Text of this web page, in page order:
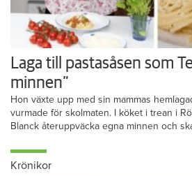
Laga till pastasåsen som
minnen”
Hon växte upp med sin mammas
vurmade för skolmaten. I köket i trean i
Blanck återuppväcka egna minnen och
Krönikor